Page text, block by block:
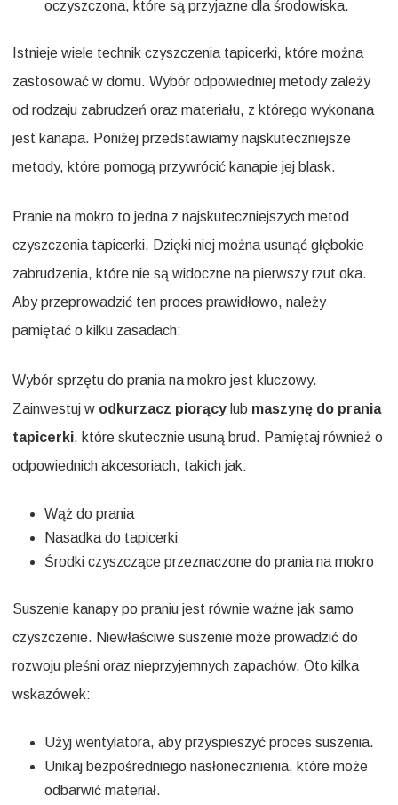
oczyszczona, które są przyjazne dla środowiska.
Istnieje wiele technik czyszczenia tapicerki, które można
zastosować w domu. Wybór odpowiedniej metody zależy
od rodzaju zabrudzeń oraz materiału, z którego wykonana
jest kanapa. Poniżej przedstawiamy najskuteczniejsze
metody, które pomogą przywrócić kanapie jej blask.
Pranie na mokro to jedna z najskuteczniejszych metod
czyszczenia tapicerki. Dzięki niej można usunąć głębokie
zabrudzenia, które nie są widoczne na pierwszy rzut oka.
Aby przeprowadzić ten proces prawidłowo, należy
pamiętać o kilku zasadach:
Wybór sprzętu do prania na mokro jest kluczowy.
Zainwestuj w odkurzacz piorący lub maszynę do prania
tapicerki, które skutecznie usuną brud. Pamiętaj również o
odpowiednich akcesoriach, takich jak:
Wąż do prania
Nasadka do tapicerki
Środki czyszczące przeznaczone do prania na mokro
Suszenie kanapy po praniu jest równie ważne jak samo
czyszczenie. Niewłaściwe suszenie może prowadzić do
rozwoju pleśni oraz nieprzyjemnych zapachów. Oto kilka
wskazówek:
Użyj wentylatora, aby przyspieszyć proces suszenia.
Unikaj bezpośredniego nasłonecznienia, które może
odbarwić materiał.